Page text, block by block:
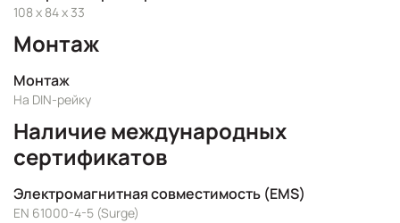
108 x 84 x 33
Монтаж
Монтаж
На DIN-рейку
Наличие международных
сертификатов
Электромагнитная совместимость (EMS)
EN 61000-4-5 (Surge)